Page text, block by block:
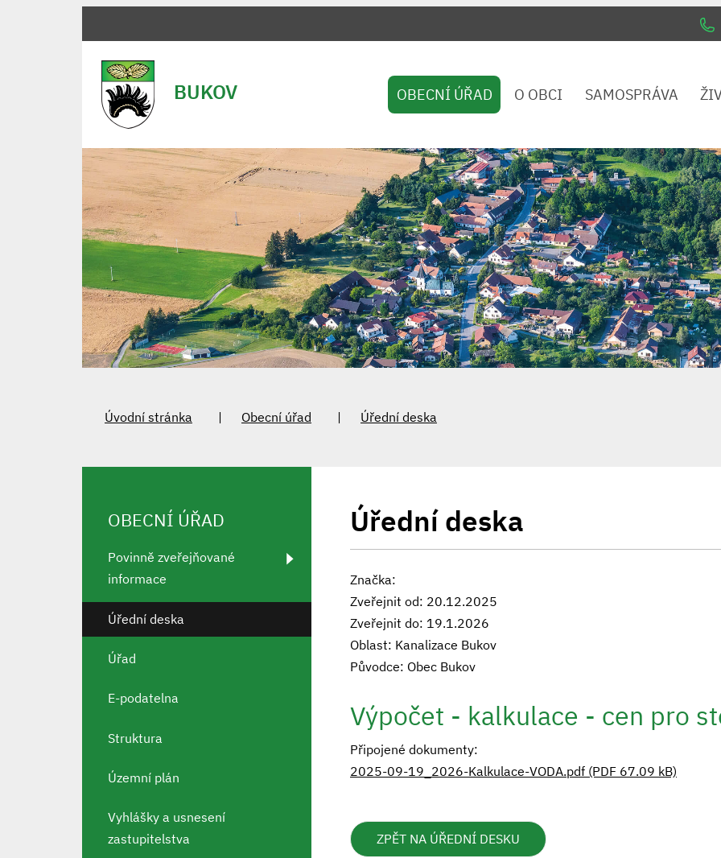
BUKOV OBECNÍ ÚŘAD O OBCI SAMOSPRÁVA
Úvodní stránka Obecní úřad Úřední deska
Úřední deska
Značka:
Zveřejnit od: 20.12.2025
Zveřejnit do: 19.1.2026
Oblast: Kanalizace Bukov
Původce: Obec Bukov
Výpočet - kalkulace - cen pro
Připojené dokumenty:
2025-09-19_2026-Kalkulace-VODA.pdf (PDF 67.09 kB)
ZPĚT NA ÚŘEDNÍ DESKU
OBECNÍ ÚŘAD
Povinně zveřejňované
informace
Úřední deska
Úřad
E-podatelna
Struktura
Územní plán
Vyhlášky a usnesení
zastupitelstva